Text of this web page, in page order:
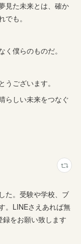
見た未来とは、確か
も。
僕らのものだ。
ございます。
らしい未来をつなぐ
た。受験や学校、ブ
。LINEさえあれば無
をお願い致します